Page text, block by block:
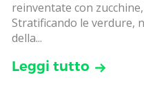
reinventate con
Stratificando le verdure,
della...
Leggi tutto